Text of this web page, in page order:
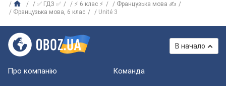
✅ ГДЗ ✅ ⚡ 6 клас ⚡
Французька мова ✍
Французька мова, 6 клас
Unité 3
В начало
Про компанію Команда